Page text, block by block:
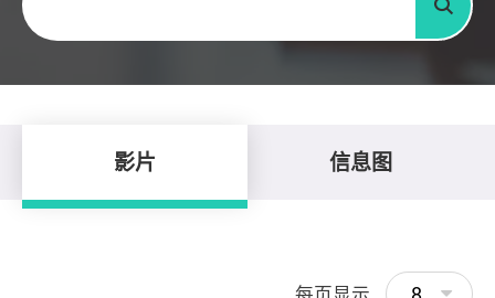
搜寻
影片 信息图